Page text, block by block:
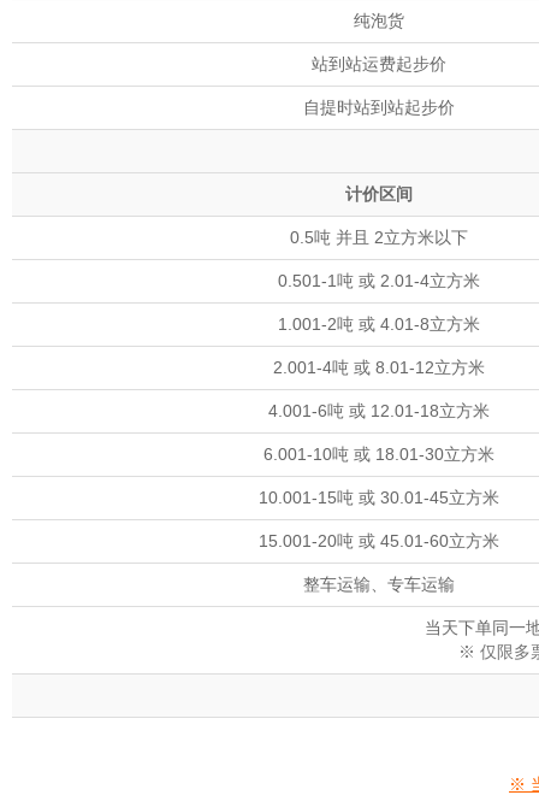
纯泡货
站到站运费起步价
自提时站到站起步价
计价区间
0.5吨 并且 2立方米以下
0.501-1吨 或 2.01-4立方米
1.001-2吨 或 4.01-8立方米
2.001-4吨 或 8.01-12立方米
4.001-6吨 或 12.01-18立方米
6.001-10吨 或 18.01-30立方米
10.001-15吨 或 30.01-45立方米
15.001-20吨 或 45.01-60立方米
整车运输、专车运输
当天下单同一
※ 仅限多
※